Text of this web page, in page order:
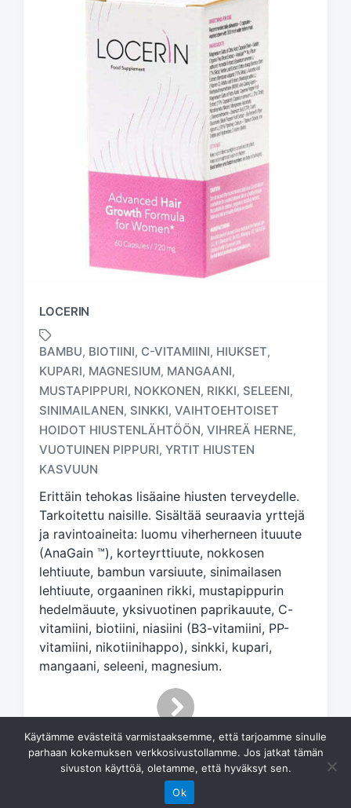
LOCERIN
T
a
g
e
d
w
i
t
h
BAMBU, BIOTIINI, C-VITAMIINI, HIUKSET,
KUPARI, MAGNESIUM, MANGAANI,
MUSTAPIPPURI, NOKKONEN, RIKKI, SELEENI,
SINIMAILANEN, SINKKI, VAIHTOEHTOISET
HOIDOT HIUSTENLÄHTÖÖN, VIHREÄ HERNE,
VUOTUINEN PIPPURI, YRTIT HIUSTEN
KASVUUN
Erittäin tehokas lisäaine hiusten terveydelle.
Tarkoitettu naisille. Sisältää seuraavia yrttejä
ja ravintoaineita: luomu viherherneen ituuute
(AnaGain ™), korteyrttiuute, nokkosen
lehtiuute, bambun varsiuute, sinimailasen
lehtiuute, orgaaninen rikki, mustapippurin
hedelmäuute, yksivuotinen paprikauute, C-
vitamiini, biotiini, niasiini (B3-vitamiini, PP-
vitamiini, nikotiinihappo), sinkki, kupari,
mangaani, seleeni, magnesium.
Käytämme evästeitä varmistaaksemme, että tarjoamme sinulle
parhaan kokemuksen verkkosivustollamme. Jos jatkat tämän
sivuston käyttöä, oletamme, että hyväksyt sen.
Ok